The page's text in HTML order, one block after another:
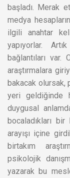
başladı. Merak
medya
ilgili anahtar
yapıyorlar.
bağlantıları var.
araştırmalara
bakacak olursak,
yeri geldiğinde
duygusal
bocaladıkları
arayışı içine
birtakım
psikolojik
yazarak bu